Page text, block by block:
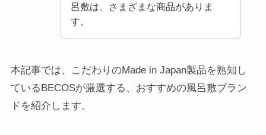
呂敷は、さまざまな商品がありま
す。
本記事では、こだわりのMade in Japan製品を熟知し
ているBECOSが厳選する、おすすめの風呂敷ブラン
ドを紹介します。